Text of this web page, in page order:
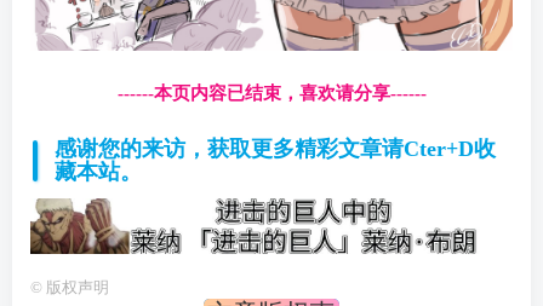
------本页内容已结束，喜欢请分享------
感谢您的来访，获取更多精彩文章请Cter+D收
藏本站。
© 版权声明